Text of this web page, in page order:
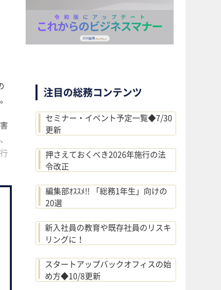
注目の総務コンテンツ
セミナー・イベント予定一覧◆7/30
更新
押さえておくべき2026年施行の法
令改正
編集部ｵｽｽﾒ!! 「総務1年生」向けの
20選
新入社員の教育や既存社員のリスキ
リングに！
スタートアップバックオフィスの始
め方◆10/8更新